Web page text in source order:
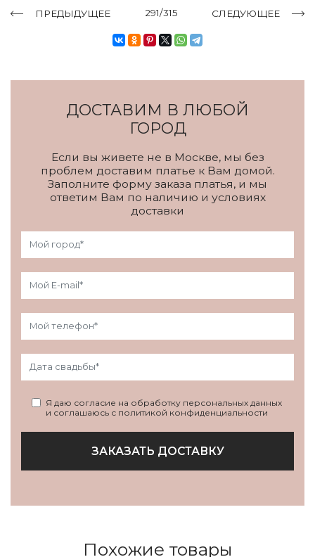
ПРЕДЫДУЩЕЕ 291/315 СЛЕДУЮЩЕЕ
ДОСТАВИМ В ЛЮБОЙ
ГОРОД
Если вы живете не в Москве, мы без
проблем доставим платье к Вам домой.
Заполните форму заказа платья, и мы
ответим Вам по наличию и условиях
доставки
Я даю согласие на обработку персональных данных
и соглашаюсь с политикой конфиденциальности
ЗАКАЗАТЬ ДОСТАВКУ
Похожие товары